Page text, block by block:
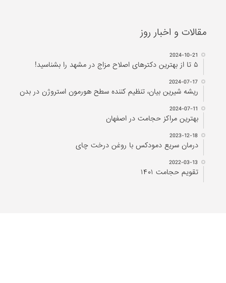
مقالات و اخبار روز
2024-10-21
۵ تا از بهترین دکتر‌های اصلاح مزاج در مشهد را بشناسید!
2024-07-17
ریشه شیرین بیان، تنظیم کننده سطح هورمون استروژن در بدن
2024-07-11
بهترین مراکز حجامت در اصفهان
2023-12-18
درمان سریع دمودکس با روغن درخت چای
2022-03-13
تقویم حجامت ۱۴۰۱